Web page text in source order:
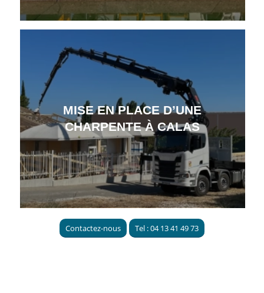
MISE EN PLACE D’UNE
CHARPENTE À CALAS
Contactez-nous Tel : 04 13 41 49 73